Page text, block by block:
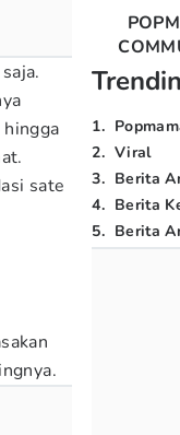
sate
1.
2. Viral
3. Berita
4. Berita
5. Berita